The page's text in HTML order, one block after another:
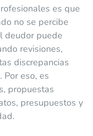
es que
no se percibe
deudor puede
revisiones,
discrepancias
eso, es
propuestas
presupuestos y